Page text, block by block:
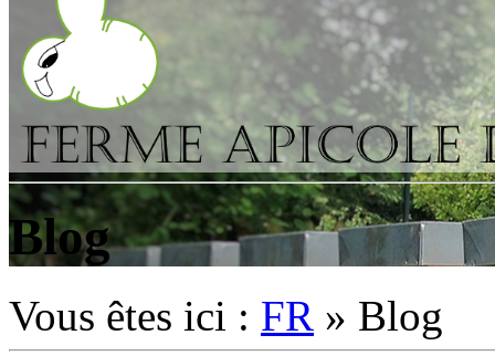
Blog
Vous êtes ici : FR » Blog